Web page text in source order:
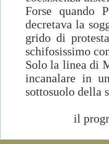
Forse quando
decretava la
grido di
schifosissimo
Solo la linea di
incanalare in
sottosuolo della
il